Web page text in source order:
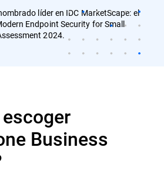
líder en IDC MarketScape: el
Endpoint Security for Small
2024.
Business